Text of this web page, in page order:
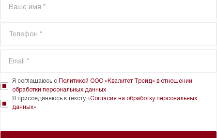
Я соглашаюсь с Политикой ООО «Квалитет Трейд» в отношении
обработки персональных данных
Я присоединяюсь к тексту «Согласия на обработку персональных
данных»